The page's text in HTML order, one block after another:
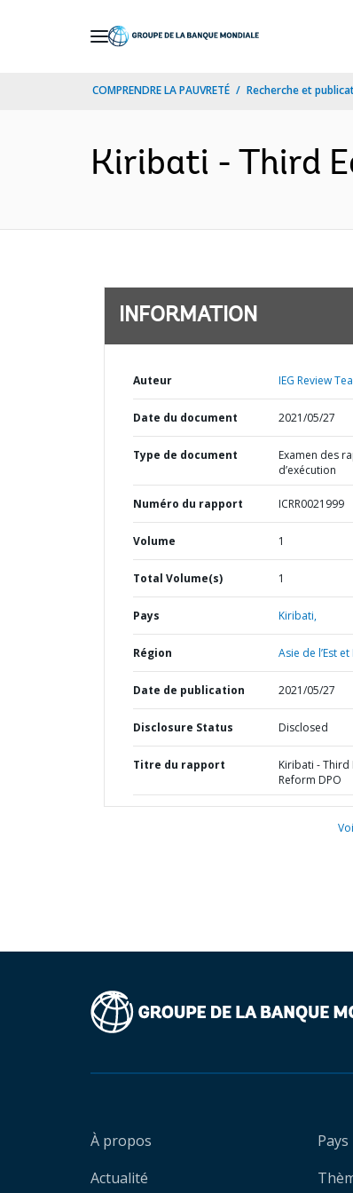
COMPRENDRE LA PAUVRETÉ Recherche et
Kiribati - Third
INFORMATION
Auteur IEG Review
Date du document 2021/05/27
Type de document
Examen des
d’exécution
Numéro du rapport ICRR0021999
Volume 1
Total Volume(s) 1
Pays Kiribati,
Région Asie de l’Est
Date de publication 2021/05/27
Disclosure Status Disclosed
Titre du rapport
Kiribati - Third
Reform DPO
À propos
Actualité
Pays